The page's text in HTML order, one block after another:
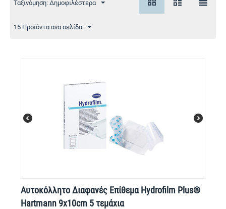
Ταξινόμηση: Δημοφιλέστερα
15 Προϊόντα ανα σελίδα
Αυτοκόλλητο Διαφανές Επίθεμα Hydrofilm Plus®
Hartmann 9x10cm 5 τεμάχια